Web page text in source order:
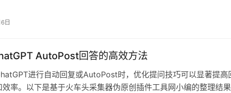
日
AutoPost回答的高效方法
进行自动回复或AutoPost时，优化提问技巧可以显著提高
效率。以下是基于火车头采集器伪原创插件工具网小编的整理结果